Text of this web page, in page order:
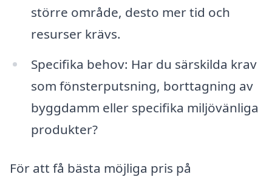
större område, desto mer tid och
resurser krävs.
Specifika behov: Har du särskilda krav
som fönsterputsning, borttagning av
byggdamm eller specifika miljövänliga
produkter?
För att få bästa möjliga pris på